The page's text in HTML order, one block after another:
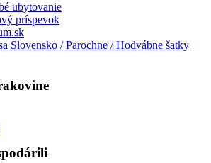
ubytovanie
príspevok
Slovensko / Parochne / Hodvábne šatky